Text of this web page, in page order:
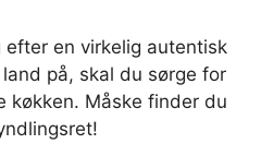
efter en virkelig autentisk
på, skal du sørge for
køkken. Måske finder du